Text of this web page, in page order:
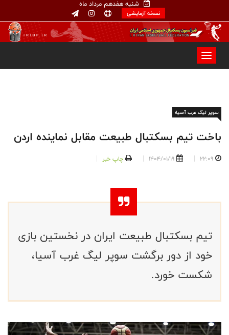
شنبه هفدهم مرداد ماه
نسخه آزمایشی
سوپر لیگ غرب آسیا؛
باخت تیم بسکتبال طبیعت مقابل نماینده اردن
22:09
1404/01/19 چاپ خبر
تیم بسکتبال طبیعت ایران در نخستین بازی
خود از دور برگشت سوپر لیگ غرب آسیا،
شکست خورد.